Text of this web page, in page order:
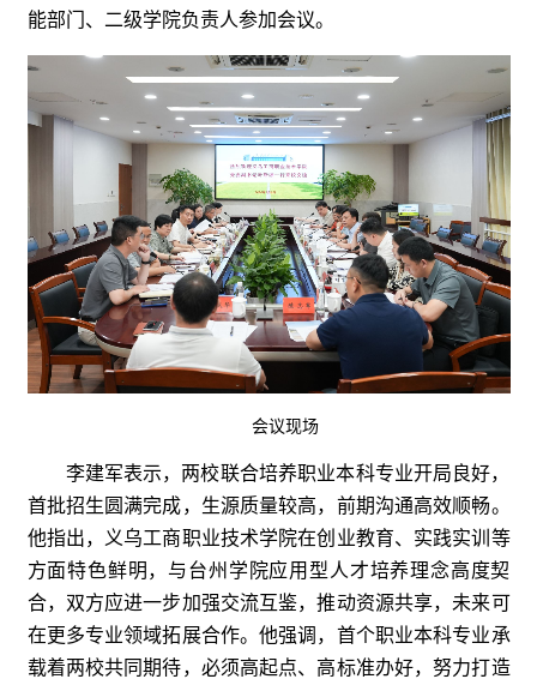
能部门、二级学院负责人参加会议。
会议现场
李建军表示，两校联合培养职业本科专业开局良好，
首批招生圆满完成，生源质量较高，前期沟通高效顺畅。
他指出，义乌工商职业技术学院在创业教育、实践实训等
方面特色鲜明，与台州学院应用型人才培养理念高度契
合，双方应进一步加强交流互鉴，推动资源共享，未来可
在更多专业领域拓展合作。他强调，首个职业本科专业承
载着两校共同期待，必须高起点、高标准办好，努力打造